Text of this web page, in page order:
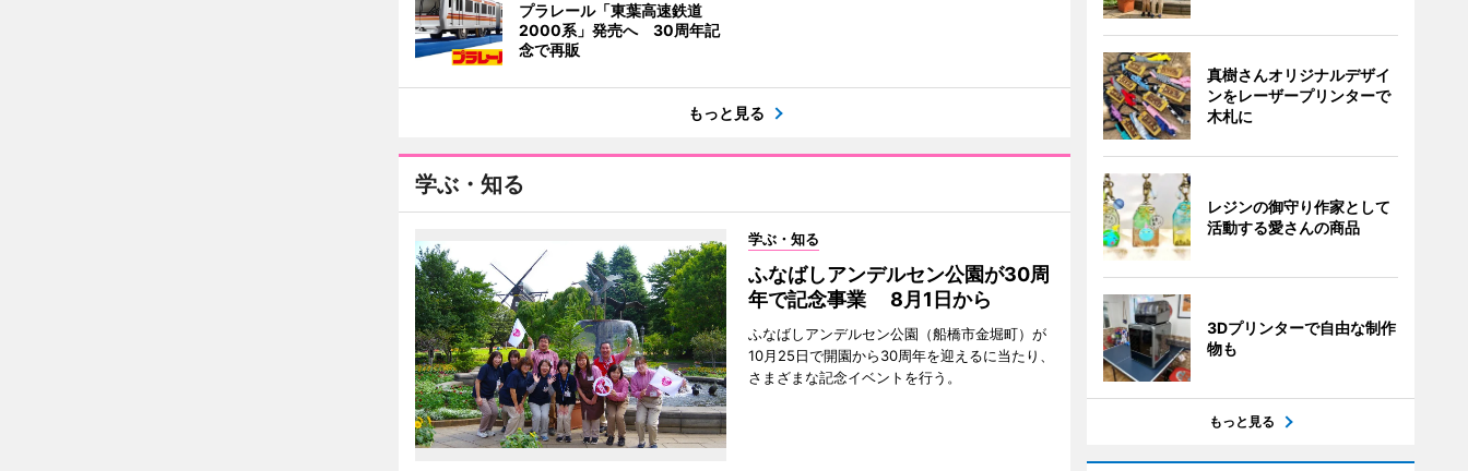
プラレール「東葉高速鉄道
2000系」発売へ 30周年記
念で再販
もっと見る
学ぶ・知る
学ぶ・知る
ふなばしアンデルセン公園が30周
年で記念事業 8月1日から
ふなばしアンデルセン公園（船橋市金堀町）が
10月25日で開園から30周年を迎えるに当たり、
さまざまな記念イベントを行う。
真樹さんオリジナルデザイ
ンをレーザープリンターで
木札に
レジンの御守り作家として
活動する愛さんの商品
3Dプリンターで自由な制作
物も
もっと見る